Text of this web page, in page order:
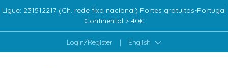
Ligue: 231512217 (Ch. rede fixa nacional) Portes gratuitos-Portugal
Continental > 40€
Login/Register | English